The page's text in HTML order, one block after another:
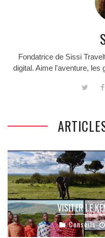
Fondatrice de Sissi
digital. Aime l'aventure, les
VISITER LE
Conseils